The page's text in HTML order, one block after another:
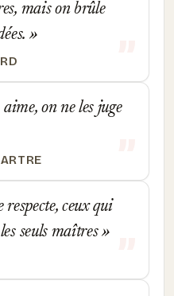
mais on brûle
on ne les juge
ceux qui
seuls maîtres